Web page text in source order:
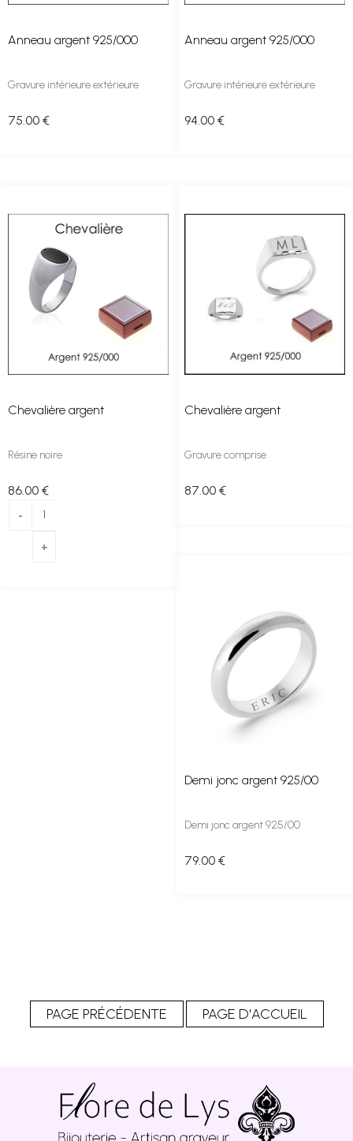
Anneau argent 925/000
Gravure intérieure extérieure
75.00 €
Anneau argent 925/000
Gravure intérieure extérieure
94.00 €
Chevalière argent
Résine noire
86.00 €
Chevalière argent
Gravure comprise
87.00 €
Demi jonc argent 925/00
Demi jonc argent 925/00
79.00 €